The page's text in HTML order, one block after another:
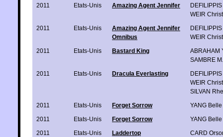
2011
Etats-Unis Amazing Agent Jennifer
WEIR
2011
Etats-Unis
Amazing Agent Jennifer
Omnibus
WEIR
2011
Etats-Unis Bastard King
ABRAHAM
SAMBRE
2011
Etats-Unis Dracula Everlasting
WEIR
SILVAN
2011
Etats-Unis Forget Sorrow
YANG Belle
2011
Etats-Unis Forget Sorrow
YANG Belle
2011
Etats-Unis Laddertop
CARD